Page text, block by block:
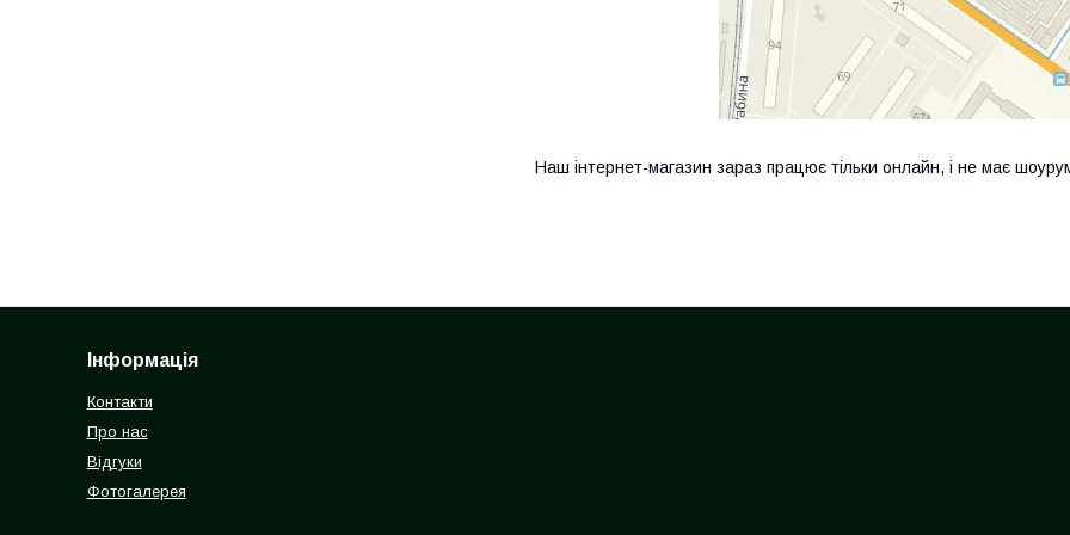
Наш інтернет-магазин зараз працює тільки онлайн, і не має
Інформація
Контакти
Про нас
Відгуки
Фотогалерея